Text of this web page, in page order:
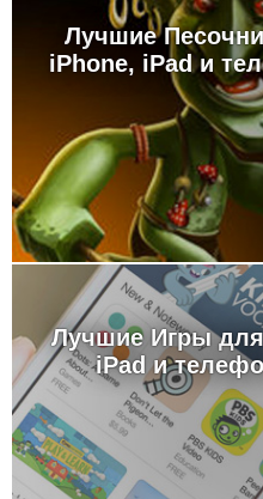
Лучшие
iPhone, iPad и
Лучшие Игры
iPad и